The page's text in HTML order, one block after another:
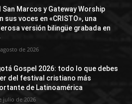
San Marcos y Gateway Worship
sus voces en «CRISTO», una
versión bilingüe grabada en
de 2026
Gospel 2026: todo lo que debes
del festival cristiano más
de Latinoamérica
julio de 2026